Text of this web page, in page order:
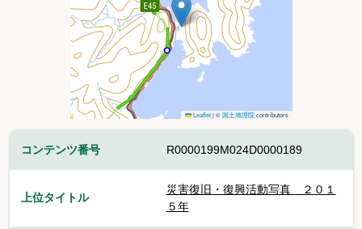
Leaflet |©国土地理院contributors
コンテンツ番号 R0000199M024D0000189
上位タイトル
災害復旧・復興活動写真 ２０１
５年